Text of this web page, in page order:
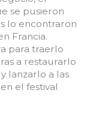
se pusieron
lo encontraron
Francia.
para traerlo
a restaurarlo
lanzarlo a las
el festival